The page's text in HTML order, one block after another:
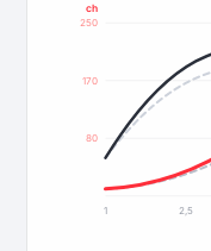
80
170
250
ch
1 2,5